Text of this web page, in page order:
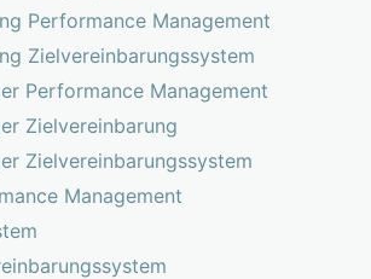
Performance Management
Zielvereinbarungssystem
Performance Management
Zielvereinbarung
Zielvereinbarungssystem
Management